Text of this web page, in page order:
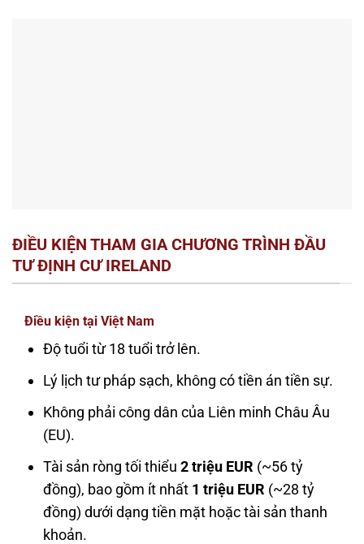
ĐIỀU KIỆN THAM GIA CHƯƠNG TRÌNH ĐẦU
TƯ ĐỊNH CƯ IRELAND
Điều kiện tại Việt Nam
Độ tuổi từ 18 tuổi trở lên.
Lý lịch tư pháp sạch, không có tiền án tiền sự.
Không phải công dân của Liên minh Châu Âu
(EU).
Tài sản ròng tối thiểu2 triệu EUR (~56 tỷ
đồng), bao gồm ít nhất 1 triệu EUR (~28 tỷ
đồng) dưới dạng tiền mặt hoặc tài sản thanh
khoản.